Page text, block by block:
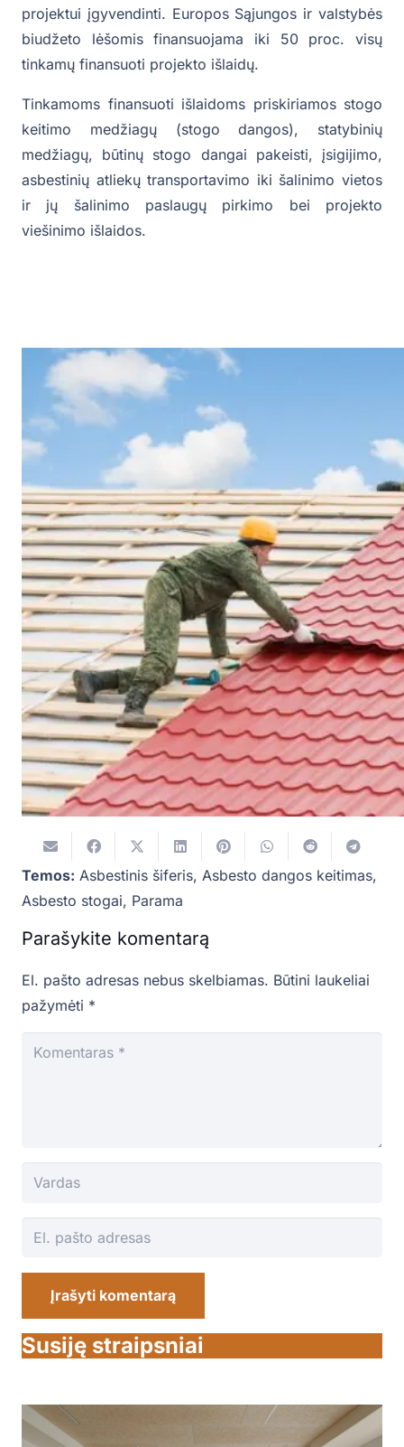
projektui įgyvendinti. Europos Sąjungos ir valstybės
biudžeto lėšomis finansuojama iki 50 proc. visų
tinkamų finansuoti projekto išlaidų.
Tinkamoms finansuoti išlaidoms priskiriamos stogo
keitimo medžiagų (stogo dangos), statybinių
medžiagų, būtinų stogo dangai pakeisti, įsigijimo,
asbestinių atliekų transportavimo iki šalinimo vietos
ir jų šalinimo paslaugų pirkimo bei projekto
viešinimo išlaidos.
Temos: Asbestinis šiferis, Asbesto dangos keitimas,
Asbesto stogai, Parama
Parašykite komentarą
El. pašto adresas nebus skelbiamas. Būtini laukeliai
pažymėti *
Įrašyti komentarą
Susiję straipsniai